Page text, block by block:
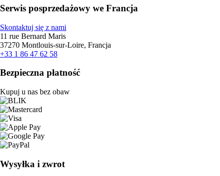
Serwis posprzedażowy we Francja
Skontaktuj się z nami
11 rue Bernard Maris
37270 Montlouis-sur-Loire, Francja
+33 1 86 47 62 58
Bezpieczna płatność
Kupuj u nas bez obaw
Wysyłka i zwrot